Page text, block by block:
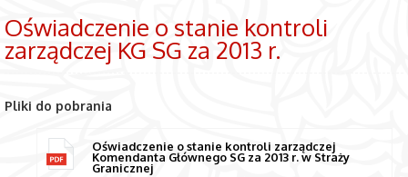
Oświadczenie o stanie kontroli
zarządczej KG SG za 2013 r.
Pliki do pobrania
Oświadczenie o stanie kontroli zarządczej
Komendanta Głównego SG za 2013 r. w Straży
Granicznej